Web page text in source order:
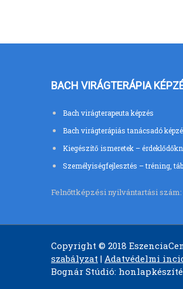
BACH VIRÁGTERÁPIA
Bach virágterapeuta képzés
Bach virágterápiás tanácsadó
Kiegészítő ismeretek –
Személyiségfejlesztés – tréning,
Felnőttképzési nyilvántartási
Copyright © 2018
szabályzat | Adatvédelmi
Bognár Stúdió: